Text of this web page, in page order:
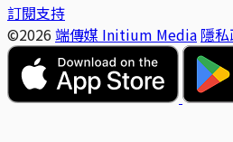
訂閱支持
©2026 端傳媒 Initium Media 隱